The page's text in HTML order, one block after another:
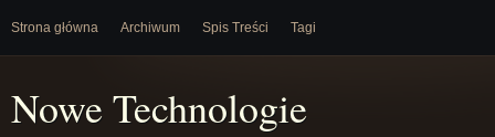
Strona główna Archiwum Spis Treści Tagi
Nowe Technologie